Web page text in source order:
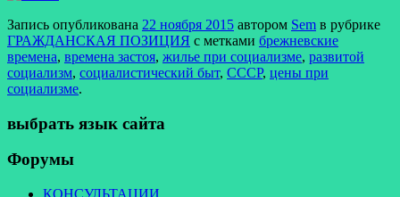
Запись опубликована 22 ноября 2015 автором Sem в рубрике
ГРАЖДАНСКАЯ ПОЗИЦИЯ с метками брежневские
времена, времена застоя, жилье при социализме, развитой
социализм, социалистический быт, СССР, цены при
социализме.
выбрать язык сайта
Форумы
КОНСУЛЬТАЦИИ